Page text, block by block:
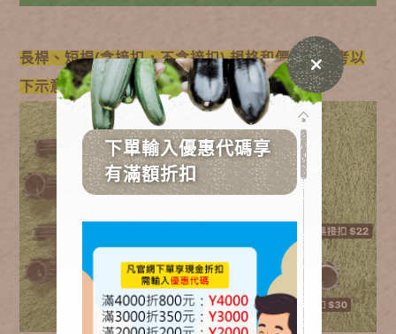
長桿、短桿(含接扣，不含接扣) 規格和價錢請參考以
下示意圖: